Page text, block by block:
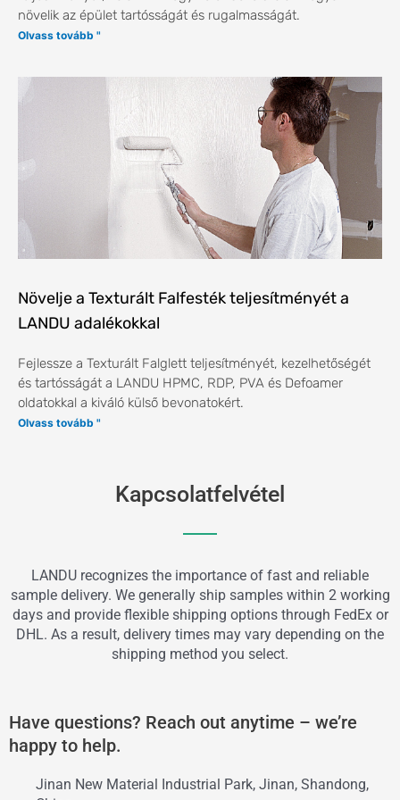
növelik az épület tartósságát és rugalmasságát.
Olvass tovább "
Növelje a Texturált Falfesték teljesítményét a
LANDU adalékokkal
Fejlessze a Texturált Falglett teljesítményét, kezelhetőségét
és tartósságát a LANDU HPMC, RDP, PVA és Defoamer
oldatokkal a kiváló külső bevonatokért.
Olvass tovább "
Kapcsolatfelvétel
LANDU recognizes the importance of fast and reliable
sample delivery. We generally ship samples within 2 working
days and provide flexible shipping options through FedEx or
DHL. As a result, delivery times may vary depending on the
shipping method you select.
Have questions? Reach out anytime – we’re
happy to help.
Jinan New Material Industrial Park, Jinan, Shandong,